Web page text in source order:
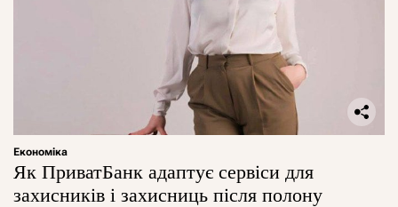
Економіка
Як ПриватБанк адаптує сервіси для
захисників і захисниць після полону